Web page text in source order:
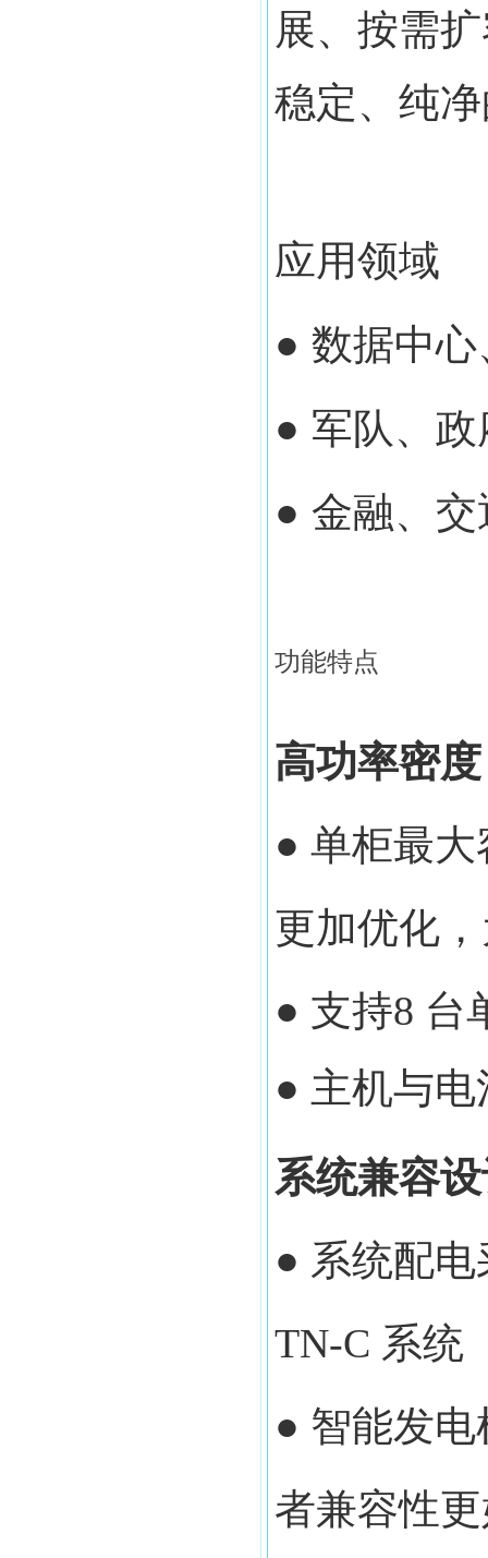
展、按需
稳定、纯
应用领域
● 数据中
● 军队、
● 金融、
功能特点
高功率密
● 单柜最大
更加优化
● 支持8 台
● 主机与
系统兼容
● 系统配
TN-C 系统
● 智能发
者兼容性